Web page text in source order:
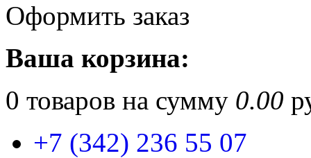
Оформить заказ
Ваша корзина:
0 товаров на сумму 0.00
+7 (342) 236 55 07